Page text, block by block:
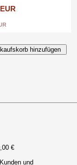
€
und